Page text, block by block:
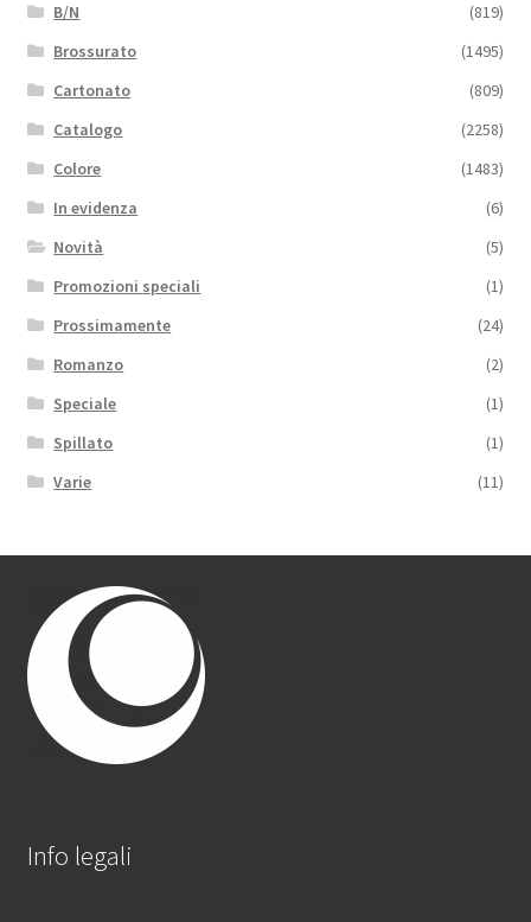
B/N
(819)
Brossurato
(1495)
Cartonato
(809)
Catalogo
(2258)
Colore
(1483)
In evidenza
(6)
Novità
(5)
Promozioni speciali
(1)
Prossimamente
(24)
Romanzo
(2)
Speciale
(1)
Spillato
(1)
Varie
(11)
Info legali